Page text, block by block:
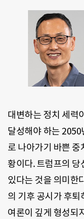
대변하는 정치 세력
달성해야 하는
로 나아가기 바쁜
황이다. 트럼프의 당
있다는 것을 의미한
의 기후 공시가 후퇴
여론이 깊게 형성되